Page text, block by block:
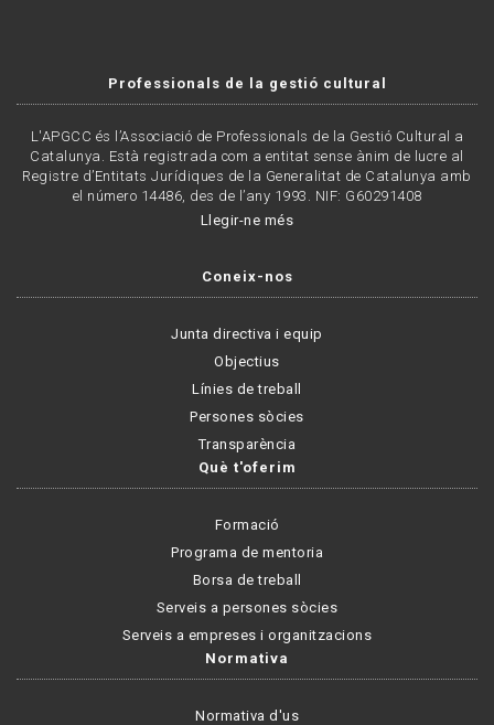
Professionals de la gestió cultural
L'APGCC és l’Associació de Professionals de la Gestió Cultural a
Catalunya. Està registrada com a entitat sense ànim de lucre al
Registre d’Entitats Jurídiques de la Generalitat de Catalunya amb
el número 14486, des de l’any 1993. NIF: G60291408
Llegir-ne més
Coneix-nos
Junta directiva i equip
Objectius
Línies de treball
Persones sòcies
Transparència
Què t'oferim
Formació
Programa de mentoria
Borsa de treball
Serveis a persones sòcies
Serveis a empreses i organitzacions
Normativa
Normativa d'us